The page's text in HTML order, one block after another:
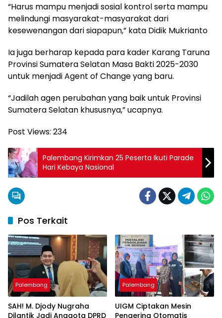
“Harus mampu menjadi sosial kontrol serta mampu
melindungi masyarakat-masyarakat dari
kesewenangan dari siapapun,” kata Didik Mukrianto
Ia juga berharap kepada para kader Karang Taruna
Provinsi Sumatera Selatan Masa Bakti 2025-2030
untuk menjadi Agent of Change yang baru.
“Jadilah agen perubahan yang baik untuk Provinsi
Sumatera Selatan khususnya,” ucapnya.
Post Views: 234
Palembang Kirimkan 25 Peserta Ikuti Parade
Hari Kebaya Nasional
Pos Terkait
Palembang
SAH! M. Djody Nugraha
Dilantik Jadi Anggota DPRD
Palembang
UIGM Ciptakan Mesin
Pengering Otomatis